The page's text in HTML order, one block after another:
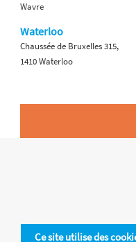
Ce site utilise des
Wavre
Waterloo
Chaussée de Bruxelles 315,
1410 Waterloo